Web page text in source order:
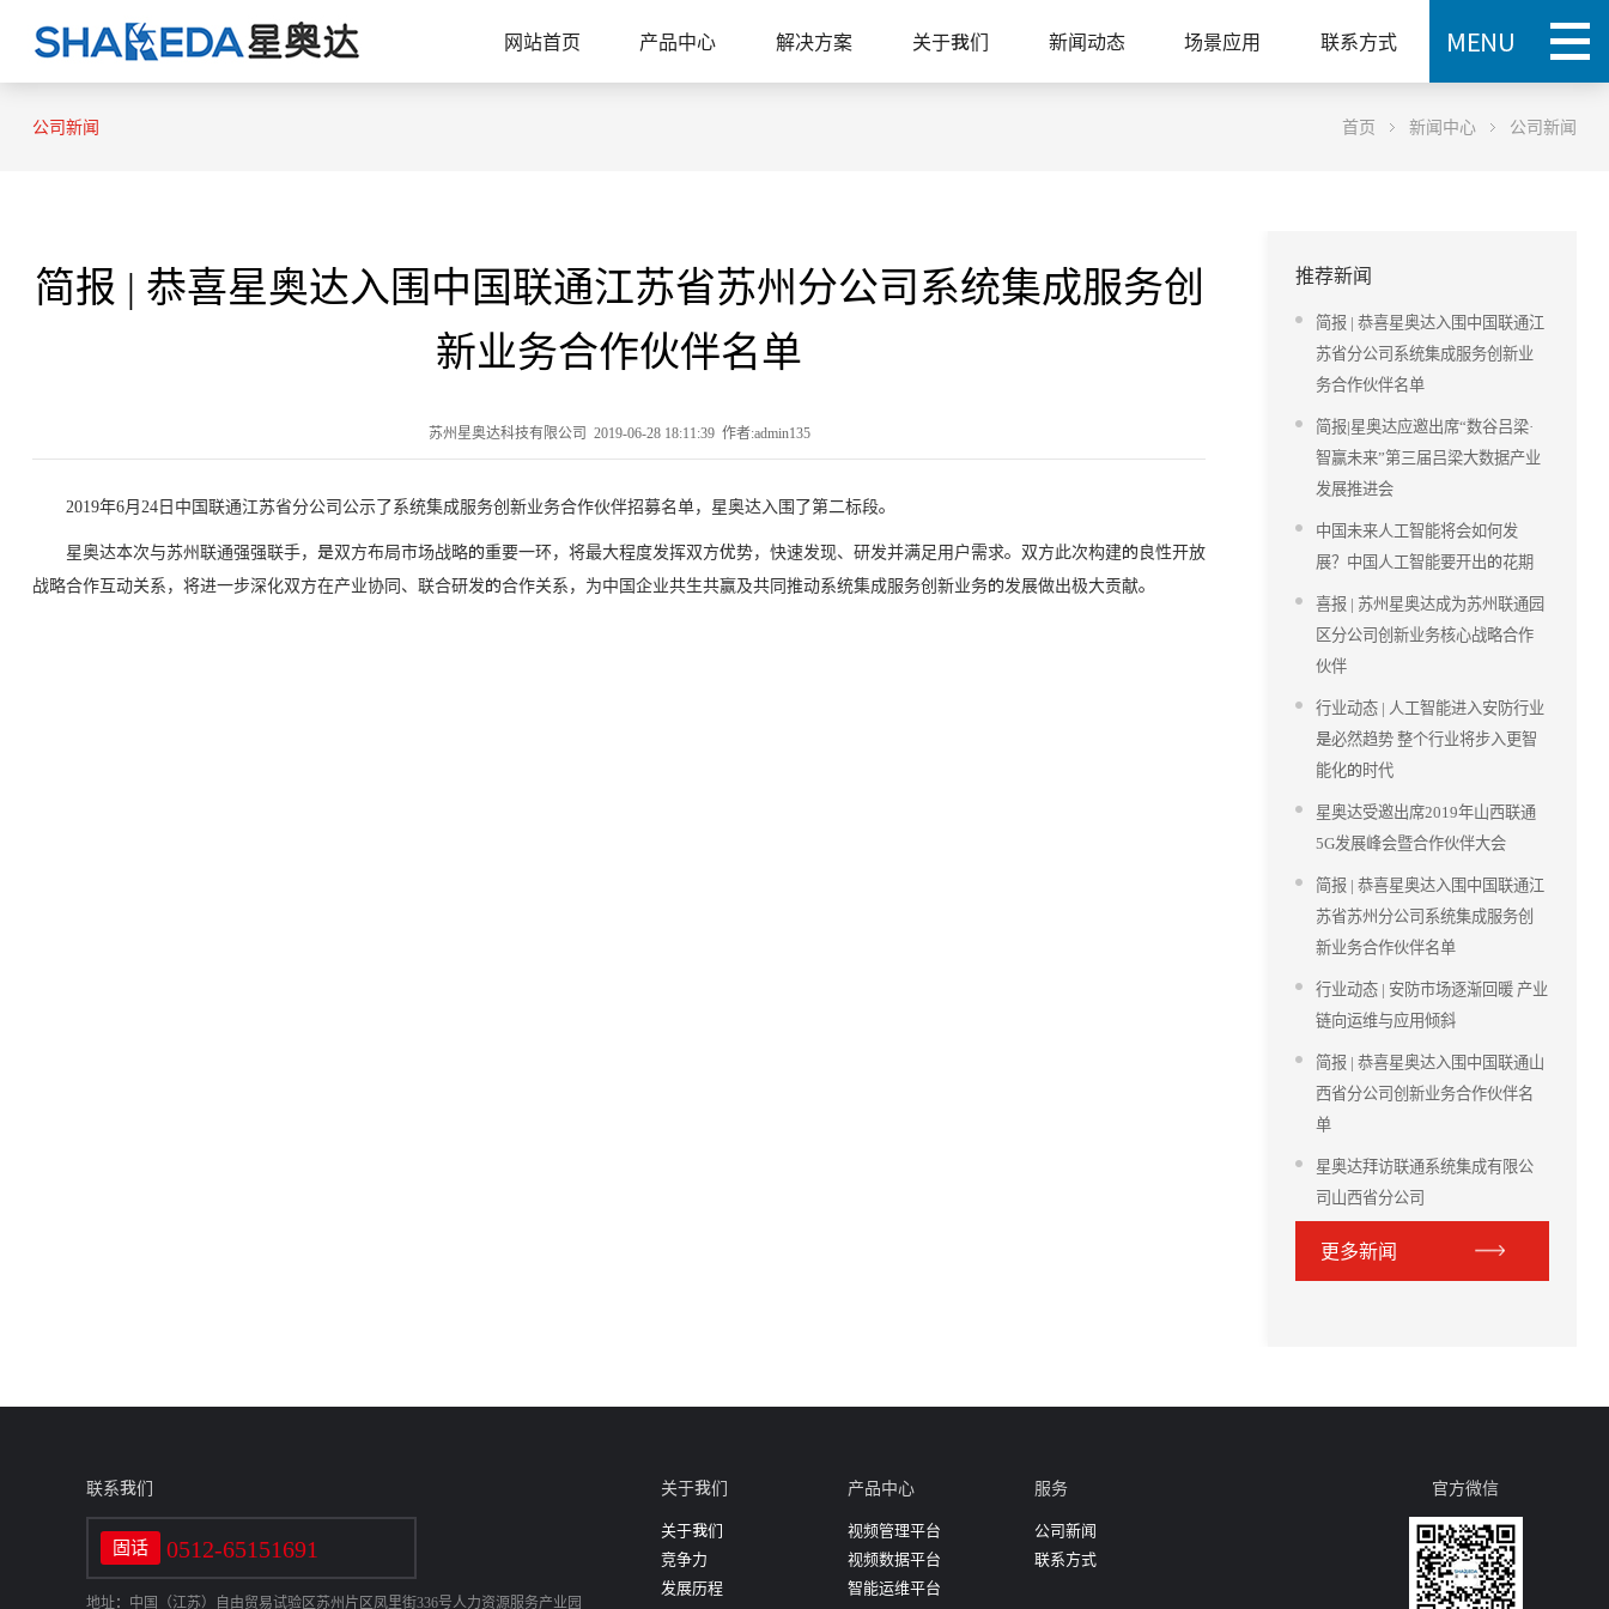
网站首页 产品中心 解决方案 关于我们 新闻动态 场景应用 联系方式
公司新闻 公司新闻
新闻中心
首页
简报 | 恭喜星奥达入围中国联通江苏省苏州分公司系统集成服务创
新业务合作伙伴名单
苏州星奥达科技有限公司 2019-06-28 18:11:39 作者:admin135
2019年6月24日中国联通江苏省分公司公示了系统集成服务创新业务合作伙伴招募名单，星奥达入围了第二标段。
星奥达本次与苏州联通强强联手，是双方布局市场战略的重要一环，将最大程度发挥双方优势，快速发现、研发并满足用户需求。双方此次构建的良性开放
战略合作互动关系，将进一步深化双方在产业协同、联合研发的合作关系，为中国企业共生共赢及共同推动系统集成服务创新业务的发展做出极大贡献。
推荐新闻
简报 | 恭喜星奥达入围中国联通江
苏省分公司系统集成服务创新业
务合作伙伴名单
简报|星奥达应邀出席“数谷吕梁·
智赢未来”第三届吕梁大数据产业
发展推进会
中国未来人工智能将会如何发
展？中国人工智能要开出的花期
喜报 | 苏州星奥达成为苏州联通园
区分公司创新业务核心战略合作
伙伴
行业动态 | 人工智能进入安防行业
是必然趋势 整个行业将步入更智
能化的时代
星奥达受邀出席2019年山西联通
5G发展峰会暨合作伙伴大会
简报 | 恭喜星奥达入围中国联通江
苏省苏州分公司系统集成服务创
新业务合作伙伴名单
行业动态 | 安防市场逐渐回暖 产业
链向运维与应用倾斜
简报 | 恭喜星奥达入围中国联通山
西省分公司创新业务合作伙伴名
单
星奥达拜访联通系统集成有限公
司山西省分公司
更多新闻
联系我们
固话 0512-65151691
地址：中国（江苏）自由贸易试验区苏州片区凤里街336号人力资源服务产业园
关于我们
关于我们
竞争力
发展历程
产品中心
视频管理平台
视频数据平台
智能运维平台
服务
公司新闻
联系方式
官方微信